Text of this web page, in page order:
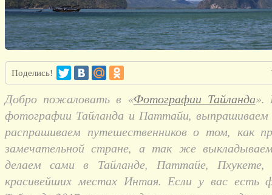
Поделись!
Добро пожаловать в «Фотографии Тайланда».
фотографии Тайланда и Паттайи, выпрашиваем
распрашиваем путешественников о том, как
замечательной стране, а так же
делаем сами в Тайланде, Паттайе,
красивейших местах Интая. Если у вас есть